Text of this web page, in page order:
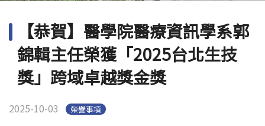
雙語計畫(link is external)
En
【恭賀】醫學院醫療資訊學系郭
錦輯主任榮獲「2025台北生技
獎」跨域卓越獎金獎
2025-10-03 榮譽事項